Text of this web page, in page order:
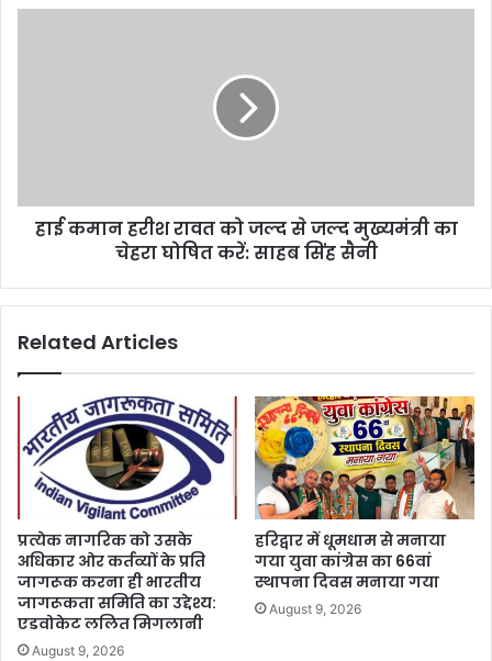
हाई कमान हरीश रावत को जल्द से जल्द मुख्यमंत्री का
चेहरा घोषित करें: साहब सिंह सैनी
Related Articles
प्रत्येक नागरिक को उसके
अधिकार ओर कर्तव्यों के प्रति
जागरूक करना ही भारतीय
जागरूकता समिति का उद्देश्य:
एडवोकेट ललित मिगलानी
August 9, 2026
हरिद्वार में धूमधाम से मनाया
गया युवा कांग्रेस का 66वां
स्थापना दिवस मनाया गया
August 9, 2026